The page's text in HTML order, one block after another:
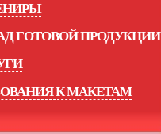
ГОТОВОЙ ПРОДУКЦИИ
К МАКЕТАМ